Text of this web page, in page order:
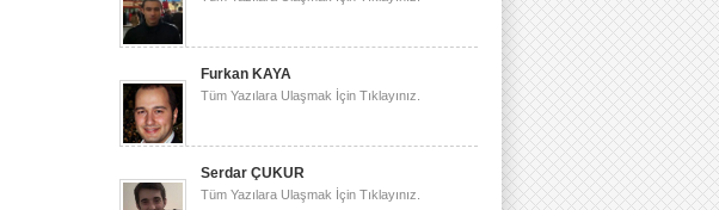
Furkan KAYA
Tüm Yazılara Ulaşmak İçin Tıklayınız.
Serdar ÇUKUR
Tüm Yazılara Ulaşmak İçin Tıklayınız.